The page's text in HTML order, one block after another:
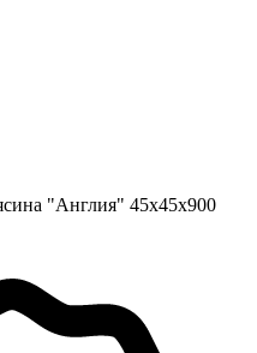
"Англия" 45х45х900